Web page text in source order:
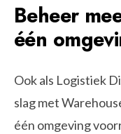
Beheer
één
Ook als Logistiek
slag met
één omgeving